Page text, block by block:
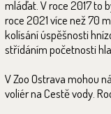
mláďat. V roce 2017 to
roce 2021 více než 70
kolísání úspěšnosti
střídáním početnosti
V Zoo Ostrava mohou
voliér na Cestě vody.